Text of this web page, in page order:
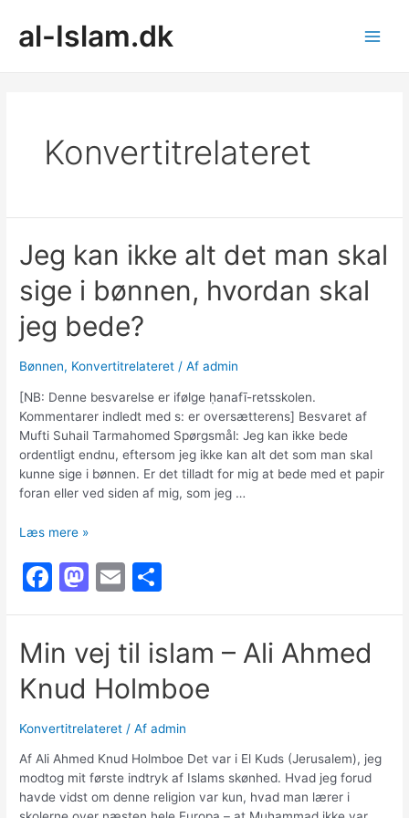
indholdet
al-Islam.dk
Konvertitrelateret
Jeg kan ikke alt det man skal
sige i bønnen, hvordan skal
jeg bede?
Bønnen, Konvertitrelateret / Afadmin
[NB: Denne besvarelse er ifølge ḥanafī-retsskolen.
Kommentarer indledt med s: er oversætterens] Besvaret af
Mufti Suhail Tarmahomed Spørgsmål: Jeg kan ikke bede
ordentligt endnu, eftersom jeg ikke kan alt det som man skal
kunne sige i bønnen. Er det tilladt for mig at bede med et papir
foran eller ved siden af mig, som jeg …
Jeg
ikke
alt
skal
sige
bønnen,
hvordan
jeg
bede?
Læs mere »
F
a
e
b
o
o
k
M
a
st
o
d
o
n
E
m
ai
l
h
ar
e
Min vej til islam – Ali Ahmed
Knud Holmboe
Konvertitrelateret / Afadmin
Af Ali Ahmed Knud Holmboe Det var i El Kuds (Jerusalem), jeg
modtog mit første indtryk af Islams skønhed. Hvad jeg forud
havde vidst om denne religion var kun, hvad man lærer i